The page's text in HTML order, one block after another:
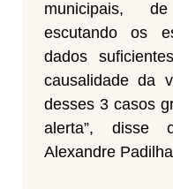
municipais,
escutando os
dados
causalidade da
desses 3 casos
alerta”, disse
Alexandre